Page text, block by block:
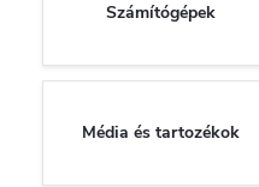
Számítógépek
Média és tartozékok